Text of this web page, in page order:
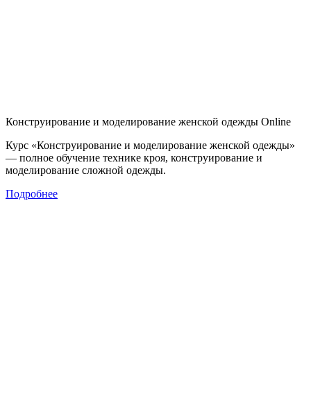
Конструирование и моделирование женской одежды Online
Курс «Конструирование и моделирование женской одежды»
— полное обучение технике кроя, конструирование и
моделирование сложной одежды.
Подробнее